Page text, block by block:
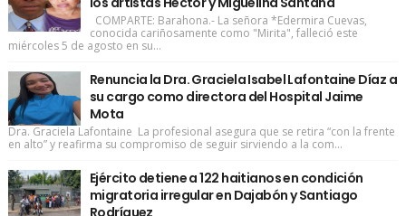
COMPARTE: Barahona.- La señora *Edermira Cuevas,
conocida cariñosamente como "Mirita", falleció este
miércoles 5 de agosto en su...
Renuncia la Dra. Graciela Isabel Lafontaine Díaz a
su cargo como directora del Hospital Jaime
Mota
Dra. Graciela Lafontaine La profesional asegura que se retira “con la frente
en alto” y reafirma su compromiso de seguir sirviendo a la com...
Ejército detiene a 122 haitianos en condición
migratoria irregular en Dajabón y Santiago
Rodríguez